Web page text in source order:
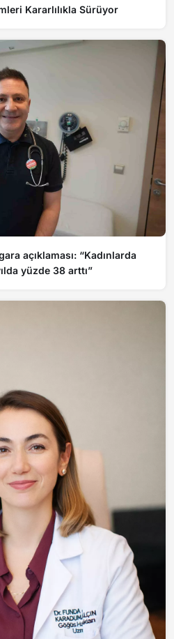
Kararlılıkla Sürüyor
açıklaması: “Kadınlarda
yüzde 38 arttı”